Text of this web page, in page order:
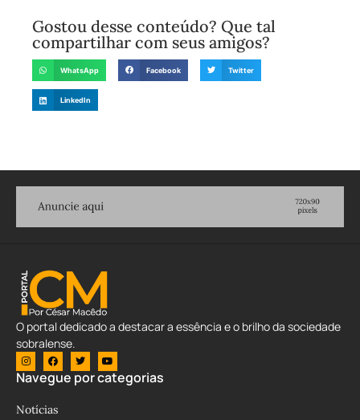
Gostou desse conteúdo? Que tal
compartilhar com seus amigos?
WhatsApp Facebook Twitter
LinkedIn
O portal dedicado a destacar a essência e o brilho da sociedade
sobralense.
Navegue por categorias
Notícias